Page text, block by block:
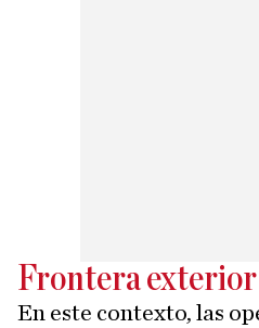
Frontera exterior
En este contexto, las